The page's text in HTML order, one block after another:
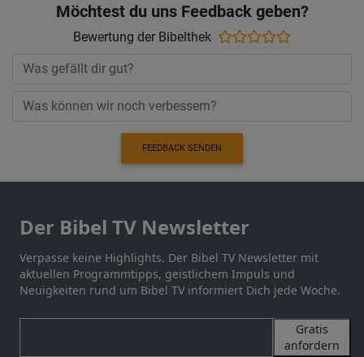
Möchtest du uns Feedback geben?
Bewertung der Bibelthek
FEEDBACK SENDEN
Der Bibel TV Newsletter
Verpasse keine Highlights. Der Bibel TV Newsletter mit
aktuellen Programmtipps, geistlichem Impuls und
Neuigkeiten rund um Bibel TV informiert Dich jede Woche.
Gratis
anfordern